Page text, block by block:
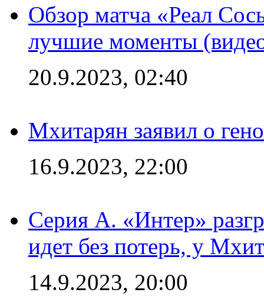
Обзор матча «Реал
лучшие моменты
20.9.2023, 02:40
Мхитарян заявил о
16.9.2023, 22:00
Серия А. «Интер»
идет без потерь, у
14.9.2023, 20:00